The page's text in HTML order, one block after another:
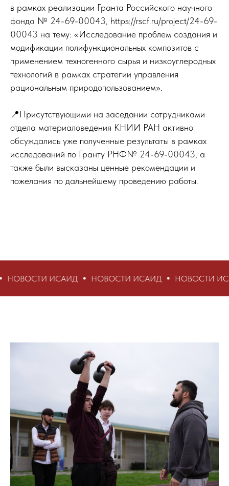
в рамках реализации Гранта Российского научного
фонда № 24-69-00043, https://rscf.ru/project/24-69-
00043 на тему: «Исследование проблем создания и
модификации полифункциональных композитов с
применением техногенного сырья и низкоуглеродных
технологий в рамках стратегии управления
рациональным природопользованием».
📍Присутствующими на заседании сотрудниками
отдела материаловедения КНИИ РАН активно
обсуждались уже полученные результаты в рамках
исследований по Гранту РНФ№ 24-69-00043, а
также были высказаны ценные рекомендации и
пожелания по дальнейшему проведению работы.
ИСАИД НОВОСТИ ИСАИД НОВОСТИ ИСАИД